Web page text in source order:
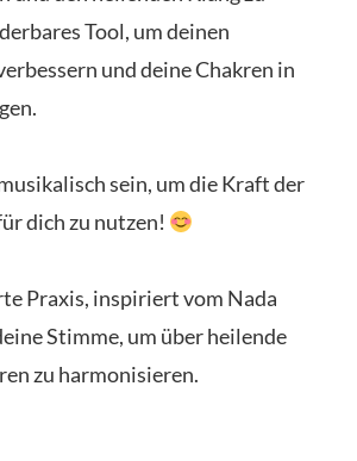
Tool, um deinen
und deine Chakren in
sein, um die Kraft der
dich zu nutzen!
Praxis, inspiriert vom Nada
Stimme, um über heilende
zu harmonisieren.